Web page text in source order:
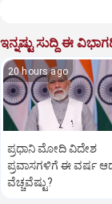
ಇನ್ನಷ್ಟು ಸುದ್ದಿ ಈ
20 hours ago
ಪ್ರಧಾನಿ ಮೋದಿ ವಿದೇಶ
ಪ್ರವಾಸಗಳಿಗೆ ಈ ವರ್ಷ
ವೆಚ್ಚವೆಷ್ಟು?